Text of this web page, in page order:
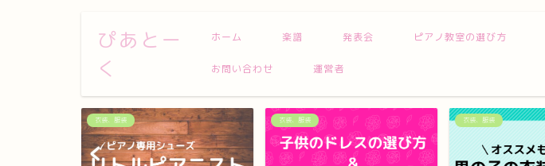
ぴあとー
く
ホーム 楽譜 発表会 ピアノ教室の選び方
お問い合わせ 運営者
衣装、服装 衣装、服装 衣装、服装